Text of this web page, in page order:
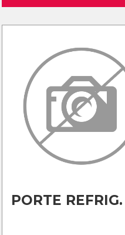
PORTE REFRIG.